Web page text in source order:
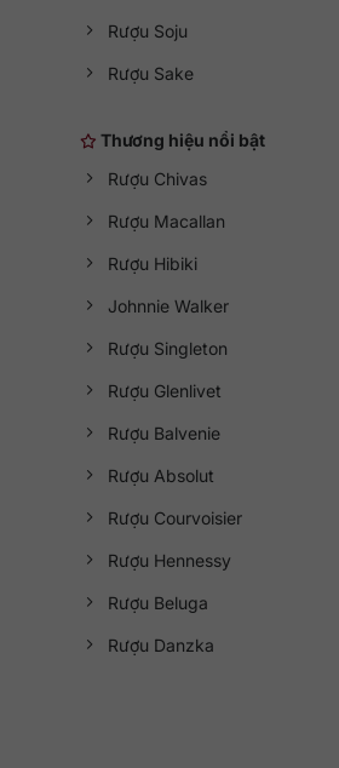
Rượu Soju
Rượu Sake
Thương hiệu nổi bật
Rượu Chivas
Rượu Macallan
Rượu Hibiki
Johnnie Walker
Rượu Singleton
Rượu Glenlivet
Rượu Balvenie
Rượu Absolut
Rượu Courvoisier
Rượu Hennessy
Rượu Beluga
Rượu Danzka